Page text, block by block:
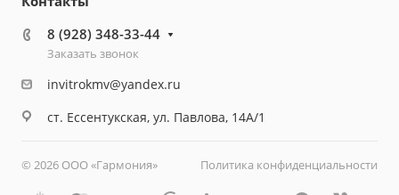
8 (928) 348-33-44
Заказать звонок
invitrokmv@yandex.ru
ст. Ессентукская, ул. Павлова, 14А/1
© 2026 ООО «Гармония» Политика конфиденциальности